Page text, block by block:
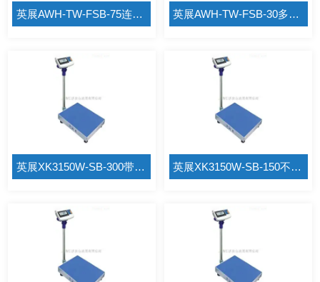
英展AWH-TW-FSB-75连接电脑电子秤 英展AWH-TW-FSB-30多功能电子秤
英展XK3150W-SB-300带打印电子秤 英展XK3150W-SB-150不锈钢电子秤